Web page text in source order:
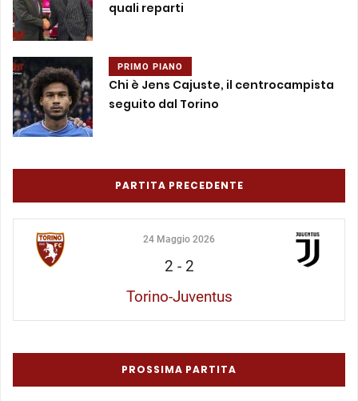
quali reparti
PRIMO PIANO
Chi è Jens Cajuste, il centrocampista
seguito dal Torino
PARTITA PRECEDENTE
24 Maggio 2026
2 - 2
Torino-Juventus
PROSSIMA PARTITA